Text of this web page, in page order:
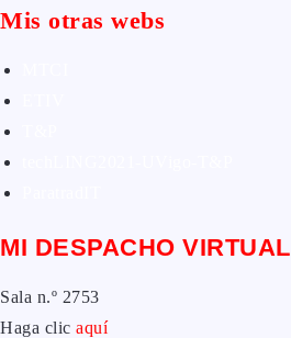
Mis otras webs
MI DESPACHO VIRTUAL
Sala n.º 2753
Haga clic aquí